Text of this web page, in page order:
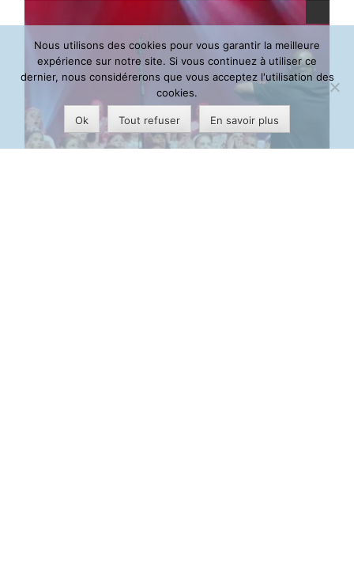
Nous utilisons des cookies pour vous garantir la meilleure
expérience sur notre site. Si vous continuez à utiliser ce
dernier, nous considérerons que vous acceptez l'utilisation des
cookies.
Ok Tout refuser En savoir plus